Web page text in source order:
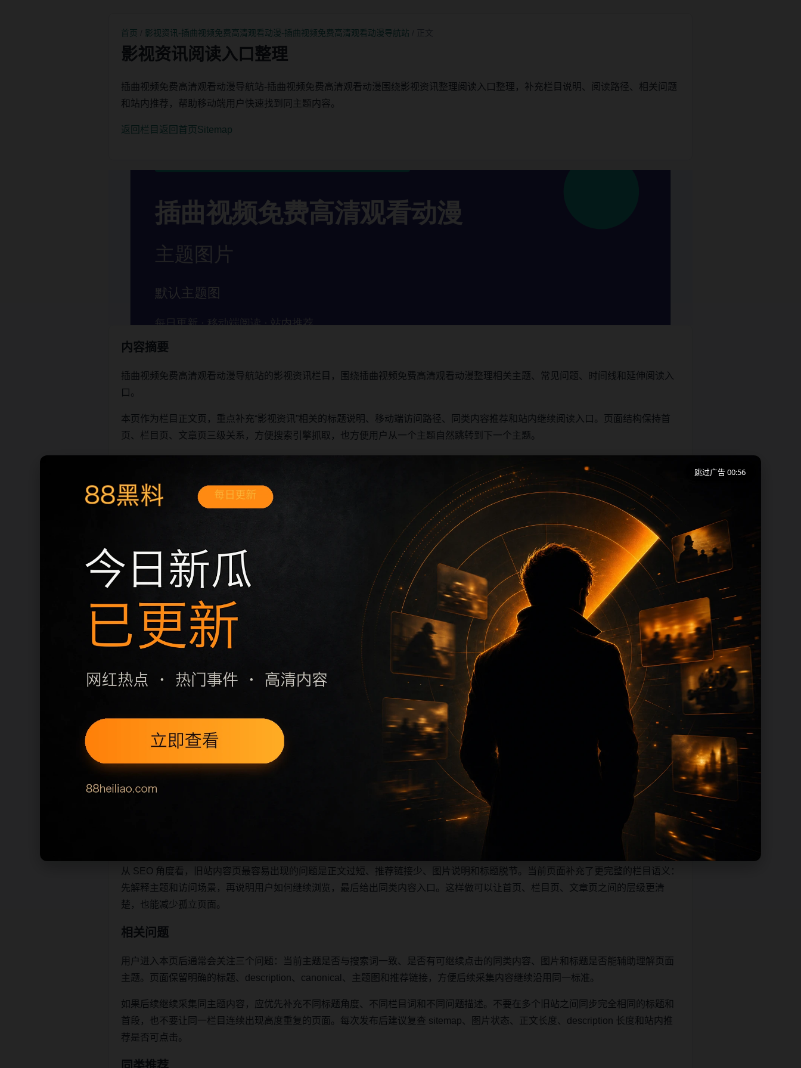
首页 影视资讯-插曲视频免费高清观看动漫-插曲视频免费高清观看动漫导航站
影视资讯阅读入口整理
插曲视频免费高清观看动漫导航站-插曲视频免费高清观看动漫围绕影视资讯整理阅读入口整理，补充栏目说明、阅读路径、相关问题
和站内推荐，帮助移动端用户快速找到同主题内容。
返回栏目 返回首页 Sitemap
内容摘要
插曲视频免费高清观看动漫导航站的影视资讯栏目，围绕插曲视频免费高清观看动漫整理相关主题、常见问题、时间线和延伸阅读入
口。
本页作为栏目正文页，重点补充“影视资讯”相关的标题说明、移动端访问路径、同类内容推荐和站内继续阅读入口。页面结构保持首
页、栏目页、文章页三级关系，方便搜索引擎抓取，也方便用户从一个主题自然跳转到下一个主题。
阅读建议
先确认页面标题和栏目主题是否匹配，再查看图片说明和摘要内容。
需要继续浏览时，可以从下方同类推荐进入相邻文章，减少返回首页的次数。
移动端访问建议优先使用栏目页和 sitemap，快速定位同主题内容。
同类推荐
影视资讯阅读入口整理
影视资讯阅读入口整理围绕gkrk补充搜索场景、栏目入口、图片说明和站内推荐。采集和生成内容时采用少量、持续、错峰的方式，
本页不是单独堆叠关键词，而是把主题摘要、阅读顺序、相关问题和继续浏览入口放在同一页面，帮助移动端用户减少反复搜索，也
从 SEO 角度看，旧站内容页最容易出现的问题是正文过短、推荐链接少、图片说明和标题脱节。当前页面补充了更完整的栏目语义：
先解释主题和访问场景，再说明用户如何继续浏览，最后给出同类内容入口。这样做可以让首页、栏目页、文章页之间的层级更清
楚，也能减少孤立页面。
相关问题
用户进入本页后通常会关注三个问题：当前主题是否与搜索词一致、是否有可继续点击的同类内容、图片和标题是否能辅助理解页面
主题。页面保留明确的标题、description、canonical、主题图和推荐链接，方便后续采集内容继续沿用同一标准。
如果后续继续采集同主题内容，应优先补充不同标题角度、不同栏目词和不同问题描述。不要在多个旧站之间同步完全相同的标题和
首段，也不要让同一栏目连续出现高度重复的页面。每次发布后建议复查 sitemap、图片状态、正文长度、description 长度和站内推
荐是否可点击。
跳过广告 00:55